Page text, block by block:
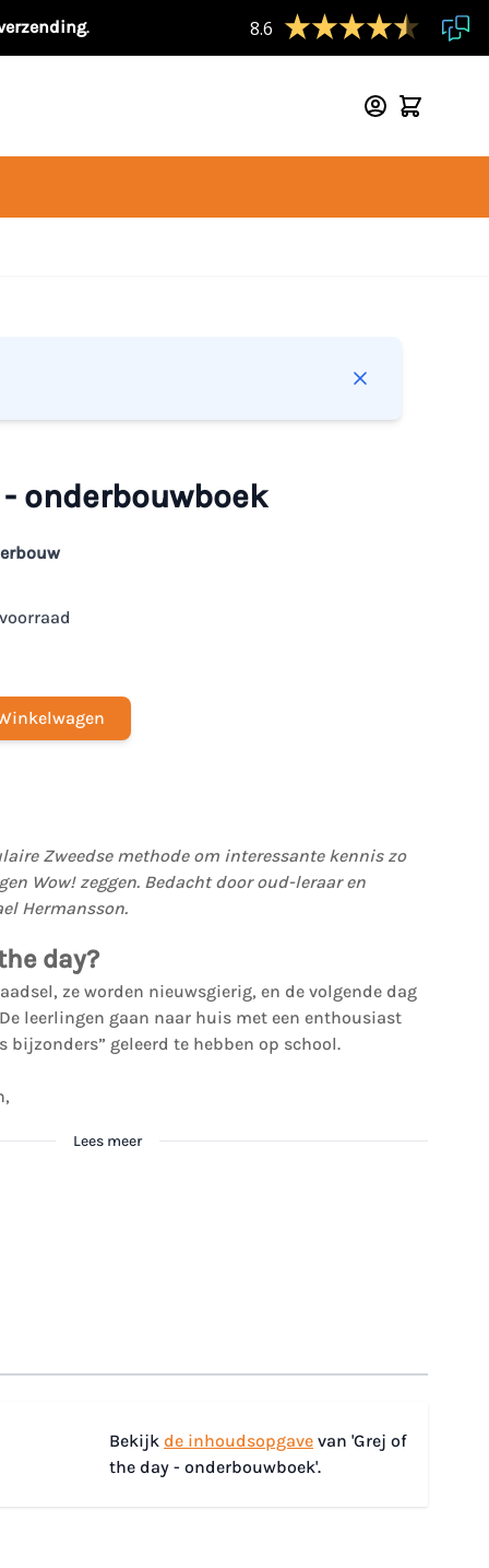
. 8.6
onderbouwboek
Zweedse methode om interessante kennis zo
Wow! zeggen. Bedacht door oud-leraar en
Hermansson.
day?
ze worden nieuwsgierig, en de volgende dag
leerlingen gaan naar huis met een enthousiast
bijzonders” geleerd te hebben op school.
Lees meer
Bekijk de inhoudsopgave van 'Grej of
the day - onderbouwboek'.